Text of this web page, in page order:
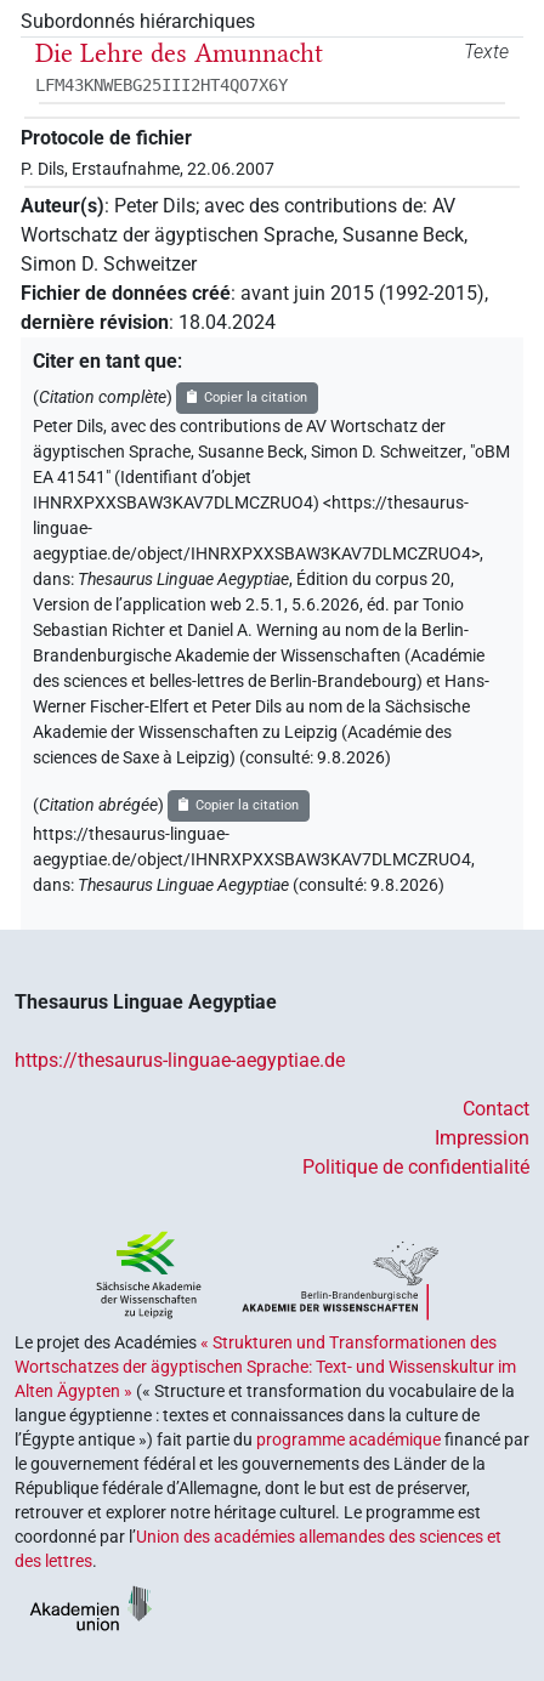
Subordonnés hiérarchiques
Texte
Die Lehre des Amunnacht
LFM43KNWEBG25III2HT4QO7X6Y
Protocole de fichier
P. Dils, Erstaufnahme, 22.06.2007
Auteur(s): Peter Dils; avec des contributions de: AV
Wortschatz der ägyptischen Sprache, Susanne Beck,
Simon D. Schweitzer
Fichier de données créé: avant juin 2015 (1992-2015),
dernière révision: 18.04.2024
Citer en tant que:
(Citation complète) Copier la citation
Peter Dils,avec des contributions deAV Wortschatz der
ägyptischen Sprache,Susanne Beck,Simon D. Schweitzer, "oBM
EA 41541" (Identifiant d’objet
IHNRXPXXSBAW3KAV7DLMCZRUO4) <https://thesaurus-
linguae-
aegyptiae.de/object/IHNRXPXXSBAW3KAV7DLMCZRUO4>,
dans: Thesaurus Linguae Aegyptiae, Édition du corpus 20,
Version de l’application web 2.5.1, 5.6.2026, éd. par Tonio
Sebastian Richter et Daniel A. Werning au nom de la Berlin-
Brandenburgische Akademie der Wissenschaften (Académie
des sciences et belles-lettres de Berlin-Brandebourg) et Hans-
Werner Fischer-Elfert et Peter Dils au nom de la Sächsische
Akademie der Wissenschaften zu Leipzig (Académie des
sciences de Saxe à Leipzig) (consulté:9.8.2026)
(Citation abrégée) Copier la citation
https://thesaurus-linguae-
aegyptiae.de/object/IHNRXPXXSBAW3KAV7DLMCZRUO4,
dans: Thesaurus Linguae Aegyptiae (consulté:9.8.2026)
Thesaurus Linguae Aegyptiae
https://thesaurus-linguae-aegyptiae.de
Contact
Impression
Politique de confidentialité
Le projet des Académies« Strukturen und Transformationen des
Wortschatzes der ägyptischen Sprache: Text- und Wissenskultur im
Alten Ägypten » (« Structure et transformation du vocabulaire de la
langue égyptienne : textes et connaissances dans la culture de
l’Égypte antique ») fait partie du programme académiquefinancé par
le gouvernement fédéral et les gouvernements des Länder de la
République fédérale d’Allemagne, dont le but est de préserver,
retrouver et explorer notre héritage culturel. Le programme est
coordonné par l’Union des académies allemandes des sciences et
des lettres.